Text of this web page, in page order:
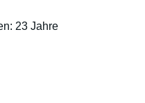
23 Jahre